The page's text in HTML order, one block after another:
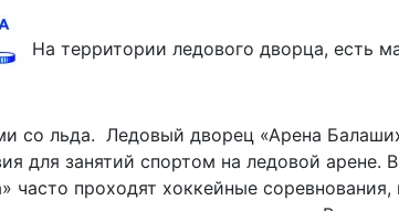
На территории ледового дворца, есть
со льда. Ледовый дворец «Арена
для занятий спортом на ледовой арене.
часто проходят хоккейные соревнования,